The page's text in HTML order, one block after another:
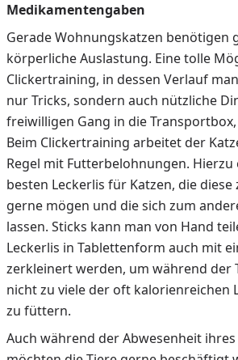
Medikamentengaben
Gerade Wohnungskatzen benötigen
körperliche Auslastung. Eine tolle
Clickertraining, in dessen Verlauf
nur Tricks, sondern auch nützliche
freiwilligen Gang in die
Beim Clickertraining arbeitet der
Regel mit Futterbelohnungen. Hierzu
besten Leckerlis für Katzen, die
gerne mögen und die sich zum
lassen. Sticks kann man von Hand
Leckerlis in Tablettenform auch mit
zerkleinert werden, um während der
nicht zu viele der oft kalorienreichen
zu füttern.
Auch während der Abwesenheit